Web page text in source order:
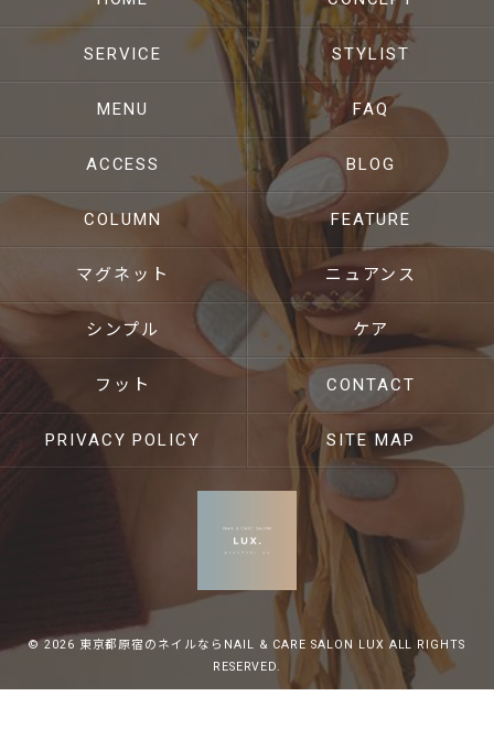
SERVICE STYLIST
MENU FAQ
ACCESS BLOG
COLUMN FEATURE
マグネット ニュアンス
シンプル ケア
フット CONTACT
PRIVACY POLICY SITE MAP
© 2026 東京都原宿のネイルならNAIL & CARE SALON LUX ALL RIGHTS
RESERVED.